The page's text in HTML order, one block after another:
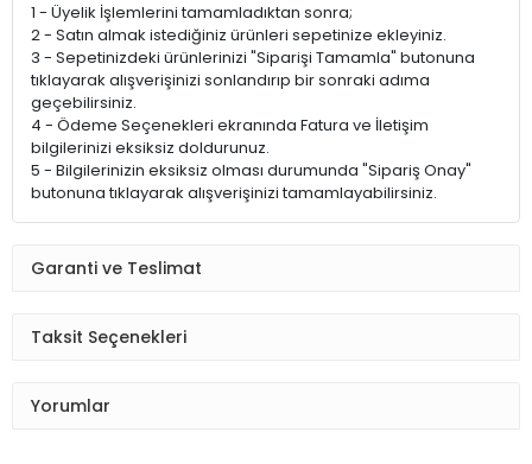
1 - Üyelik İşlemlerini tamamladıktan sonra;
2 - Satın almak istediğiniz ürünleri sepetinize ekleyiniz.
3 - Sepetinizdeki ürünlerinizi "Siparişi Tamamla" butonuna
tıklayarak alışverişinizi sonlandırıp bir sonraki adıma
geçebilirsiniz.
4 - Ödeme Seçenekleri ekranında Fatura ve İletişim
bilgilerinizi eksiksiz doldurunuz.
5 - Bilgilerinizin eksiksiz olması durumunda "Sipariş Onay"
butonuna tıklayarak alışverişinizi tamamlayabilirsiniz.
Garanti ve Teslimat
Taksit Seçenekleri
Yorumlar